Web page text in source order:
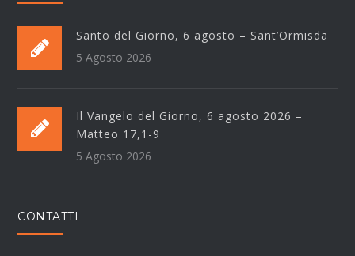
Santo del Giorno, 6 agosto – Sant’Ormisda
5 Agosto 2026
Il Vangelo del Giorno, 6 agosto 2026 –
Matteo 17,1-9
5 Agosto 2026
CONTATTI